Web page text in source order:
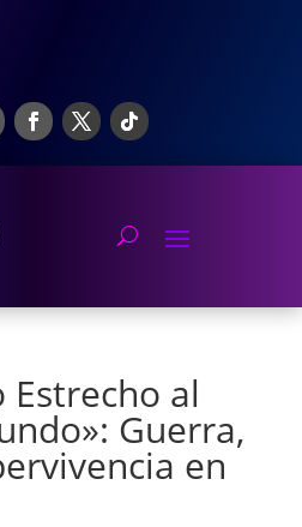
Estrecho al
Guerra,
en